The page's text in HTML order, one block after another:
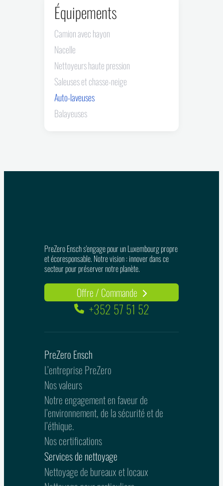
Équipements
Camion avec hayon
Nacelle
Nettoyeurs haute pression
Saleuses et chasse-neige
Auto-laveuses
Balayeuses
PreZero Ensch s'engage pour un Luxembourg propre
et écoresponsable. Notre vision : innover dans ce
secteur pour préserver notre planète.
Offre / Commande
+352 57 51 52
PreZero Ensch
L’entreprise PreZero
Nos valeurs
Notre engagement en faveur de
l’environnement, de la sécurité et de
l’éthique.
Nos certifications
Services de nettoyage
Nettoyage de bureaux et locaux